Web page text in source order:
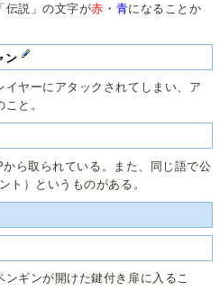
伝説」の文字が赤 ・ 青になることか
ン
ヤーにアタックされてしまい、ア
と。
ら取られている。また、同じ語で公
ト）というものがある。
ギンが開けた鍵付き扉に入るこ